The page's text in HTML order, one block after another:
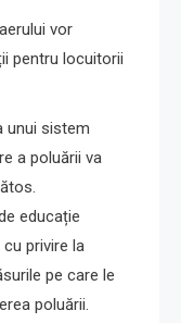
vor
pentru locuitorii
unui sistem
a poluării va
educație
privire la
pe care le
poluării.